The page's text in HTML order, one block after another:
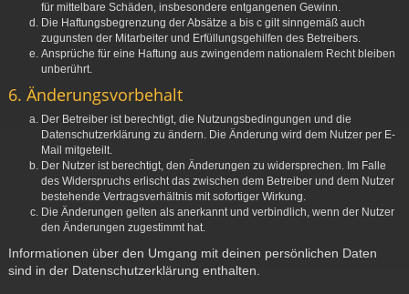
für mittelbare Schäden, insbesondere entgangenen Gewinn.
Die Haftungsbegrenzung der Absätze a bis c gilt sinngemäß auch
zugunsten der Mitarbeiter und Erfüllungsgehilfen des Betreibers.
Ansprüche für eine Haftung aus zwingendem nationalem Recht bleiben
unberührt.
6. Änderungsvorbehalt
Der Betreiber ist berechtigt, die Nutzungsbedingungen und die
Datenschutzerklärung zu ändern. Die Änderung wird dem Nutzer per E-
Mail mitgeteilt.
Der Nutzer ist berechtigt, den Änderungen zu widersprechen. Im Falle
des Widerspruchs erlischt das zwischen dem Betreiber und dem Nutzer
bestehende Vertragsverhältnis mit sofortiger Wirkung.
Die Änderungen gelten als anerkannt und verbindlich, wenn der Nutzer
den Änderungen zugestimmt hat.
Informationen über den Umgang mit deinen persönlichen Daten
sind in der Datenschutzerklärung enthalten.